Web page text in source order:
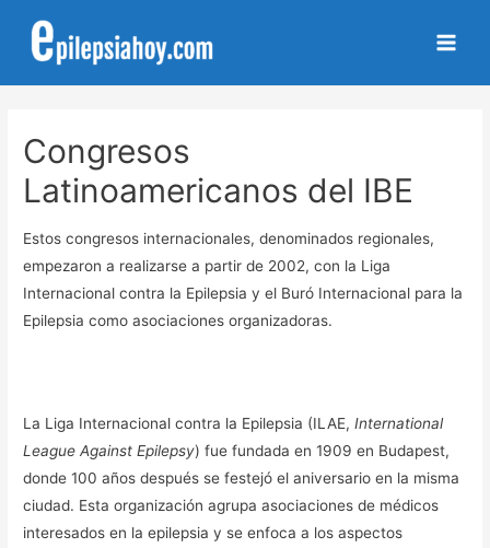
Congresos
Latinoamericanos del IBE
Estos congresos internacionales, denominados regionales,
empezaron a realizarse a partir de 2002, con la Liga
Internacional contra la Epilepsia y el Buró Internacional para la
Epilepsia como asociaciones organizadoras.
La Liga Internacional contra la Epilepsia (ILAE,International
League Against Epilepsy) fue fundada en 1909 en Budapest,
donde 100 años después se festejó el aniversario en la misma
ciudad. Esta organización agrupa asociaciones de médicos
interesados en la epilepsia y se enfoca a los aspectos